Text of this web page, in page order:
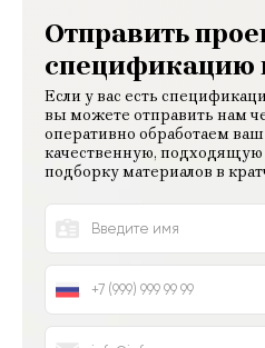
Отправить
спецификацию
Если у вас есть
вы можете отправить нам
оперативно обработаем
качественную, подходящую
подборку материалов в